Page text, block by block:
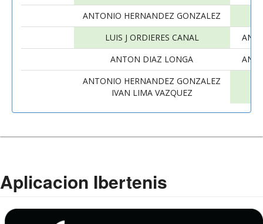
ANTONIO HERNANDEZ GONZALEZ
LUIS J ORDIERES CANAL
ANTON DIAZ LONGA
ANTONIO HERNANDEZ GONZALEZ
IVAN LIMA VAZQUEZ
Aplicacion Ibertenis